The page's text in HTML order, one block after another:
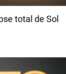
total de Sol